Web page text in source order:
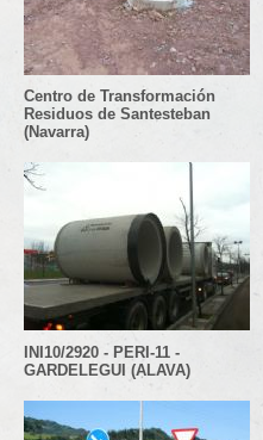
Centro de Transformación
Residuos de Santesteban
(Navarra)
INI10/2920 - PERI-11 -
GARDELEGUI (ALAVA)